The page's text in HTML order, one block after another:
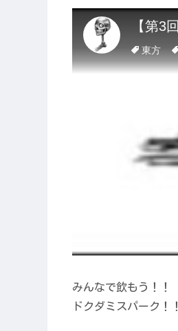
みんなで飲もう！！
ドクダミスパーク！！